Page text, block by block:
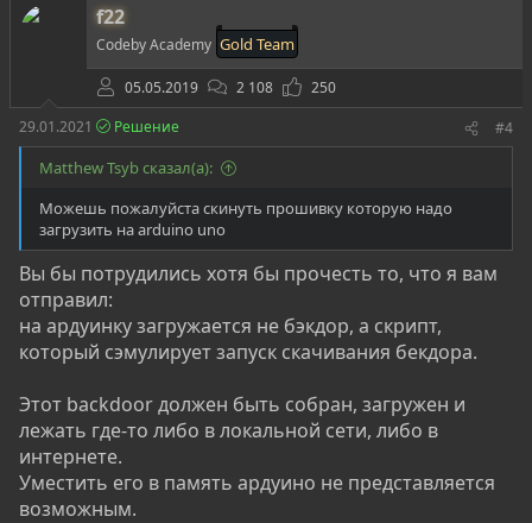
f22
Codeby Academy Gold Team
05.05.2019 2 108
250
29.01.2021
Решение #4
Matthew Tsyb сказал(а):
Можешь пожалуйста скинуть прошивку которую надо
загрузить на arduino uno
Вы бы потрудились хотя бы прочесть то, что я вам
отправил:
на ардуинку загружается не бэкдор, а скрипт,
который сэмулирует запуск скачивания бекдора.
Этот backdoor должен быть собран, загружен и
лежать где-то либо в локальной сети, либо в
интернете.
Уместить его в память ардуино не представляется
возможным.